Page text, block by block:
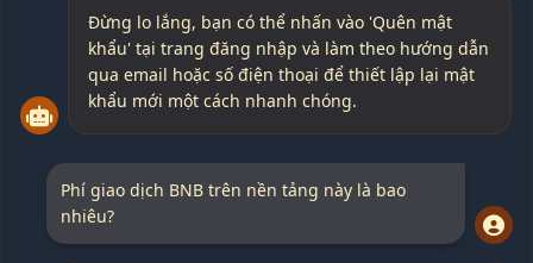
Đừng lo lắng, bạn có thể nhấn vào 'Quên mật
khẩu' tại trang đăng nhập và làm theo hướng dẫn
qua email hoặc số điện thoại để thiết lập lại mật
khẩu mới một cách nhanh chóng.
Phí giao dịch BNB trên nền tảng này là bao
nhiêu?